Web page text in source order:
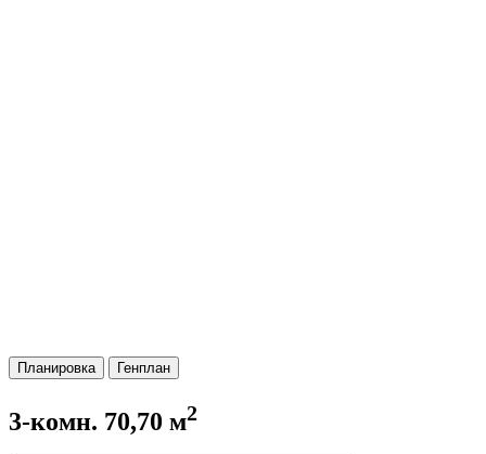
Планировка Генплан
3-комн. 70,70 м2